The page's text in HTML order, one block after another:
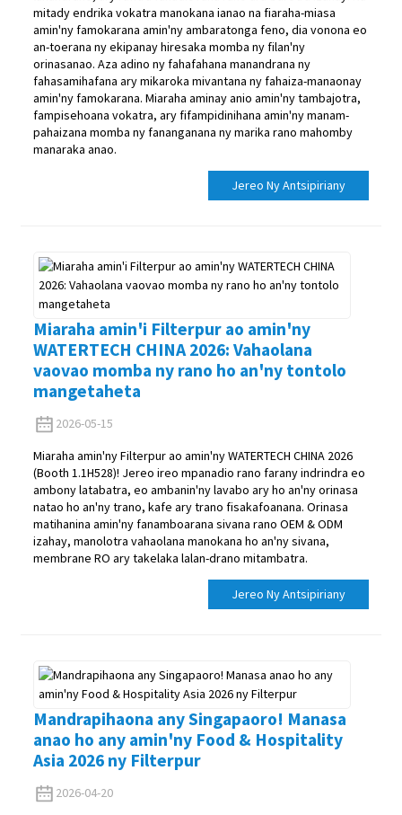
mitady endrika vokatra manokana ianao na fiaraha-miasa
amin'ny famokarana amin'ny ambaratonga feno, dia vonona eo
an-toerana ny ekipanay hiresaka momba ny filan'ny
orinasanao. Aza adino ny fahafahana manandrana ny
fahasamihafana ary mikaroka mivantana ny fahaiza-manaonay
amin'ny famokarana. Miaraha aminay anio amin'ny tambajotra,
fampisehoana vokatra, ary fifampidinihana amin'ny manam-
pahaizana momba ny fananganana ny marika rano mahomby
manaraka anao.
Jereo Ny Antsipiriany
Miaraha amin'i Filterpur ao amin'ny
WATERTECH CHINA 2026: Vahaolana
vaovao momba ny rano ho an'ny tontolo
mangetaheta
2026-05-15
Miaraha amin'ny Filterpur ao amin'ny WATERTECH CHINA 2026
(Booth 1.1H528)! Jereo ireo mpanadio rano farany indrindra eo
ambony latabatra, eo ambanin'ny lavabo ary ho an'ny orinasa
natao ho an'ny trano, kafe ary trano fisakafoanana. Orinasa
matihanina amin'ny fanamboarana sivana rano OEM & ODM
izahay, manolotra vahaolana manokana ho an'ny sivana,
membrane RO ary takelaka lalan-drano mitambatra.
Jereo Ny Antsipiriany
Mandrapihaona any Singapaoro! Manasa
anao ho any amin'ny Food & Hospitality
Asia 2026 ny Filterpur
2026-04-20